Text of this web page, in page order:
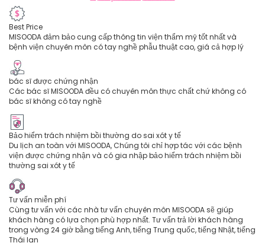
Best Price
MISOODA đảm bảo cung cấp thông tin viện thẩm mỹ tốt nhất và
bệnh viện chuyên môn có tay nghề phẫu thuật cao, giá cả hợp lý
bác sĩ được chứng nhận
Các bác sĩ MISOODA đều có chuyên môn thực chất chứ không có
bác sĩ không có tay nghề
Bảo hiểm trách nhiệm bồi thường do sai xót y tế
Du lịch an toàn với MISOODA, Chúng tôi chỉ hợp tác với các bệnh
viện được chứng nhận và có gia nhập bảo hiểm trách nhiệm bồi
thường sai xót y tế
Tư vấn miễn phí
Cùng tư vấn với các nhà tư vấn chuyên môn MISOODA sẽ giúp
khách hàng có lựa chọn phù hợp nhất. Tư vấn trả lời khách hàng
trong vòng 24 giờ bằng tiếng Anh, tiếng Trung quốc, tiếng Nhật, tiếng
Thái lan